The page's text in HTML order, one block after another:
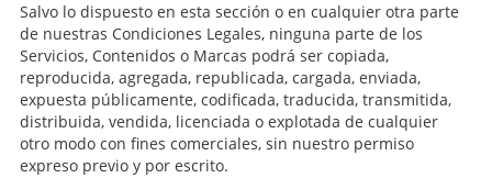
Salvo lo dispuesto en esta sección o en cualquier otra parte
de nuestras Condiciones Legales, ninguna parte de los
Servicios, Contenidos o Marcas podrá ser copiada,
reproducida, agregada, republicada, cargada, enviada,
expuesta públicamente, codificada, traducida, transmitida,
distribuida, vendida, licenciada o explotada de cualquier
otro modo con fines comerciales, sin nuestro permiso
expreso previo y por escrito.